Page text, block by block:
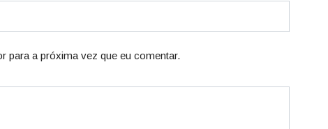
para a próxima vez que eu comentar.